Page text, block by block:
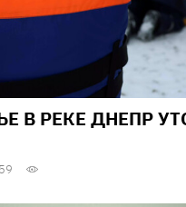
В РЕКЕ ДНЕПР